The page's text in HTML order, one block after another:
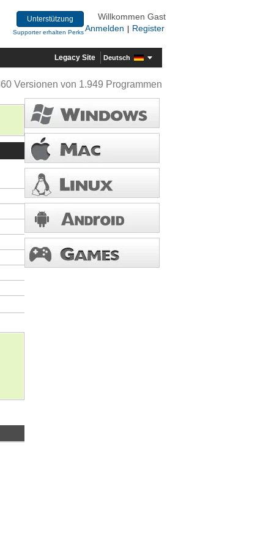
Unterstützung
Supporter erhalten Perks
Willkommen Gast
Anmelden
Register
Legacy Site Deutsch
Versionen von 1.949 Programmen